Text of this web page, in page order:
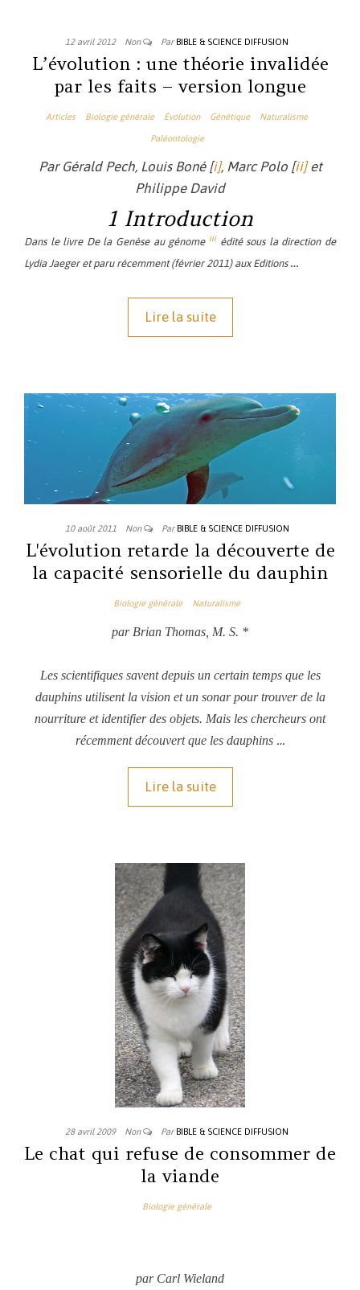
12 avril 2012 Non Par BIBLE & SCIENCE DIFFUSION
L’évolution : une théorie invalidée
par les faits – version longue
Articles Biologie générale Évolution Génétique Naturalisme
Paléontologie
Par Gérald Pech, Louis Boné [i], Marc Polo [ii]et
Philippe David
1 Introduction
Dans le livre De la Genèse au génome iiiédité sous la direction de
Lydia Jaeger et paru récemment (février 2011) aux Editions …
Lire la suite
10 août 2011 Non Par BIBLE & SCIENCE DIFFUSION
L'évolution retarde la découverte de
la capacité sensorielle du dauphin
Biologie générale Naturalisme
par Brian Thomas, M. S. *
Les scientifiques savent depuis un certain temps que les
dauphins utilisent la vision et un sonar pour trouver de la
nourriture et identifier des objets. Mais les chercheurs ont
récemment découvert que les dauphins …
Lire la suite
28 avril 2009 Non Par BIBLE & SCIENCE DIFFUSION
Le chat qui refuse de consommer de
la viande
Biologie générale
par Carl Wieland